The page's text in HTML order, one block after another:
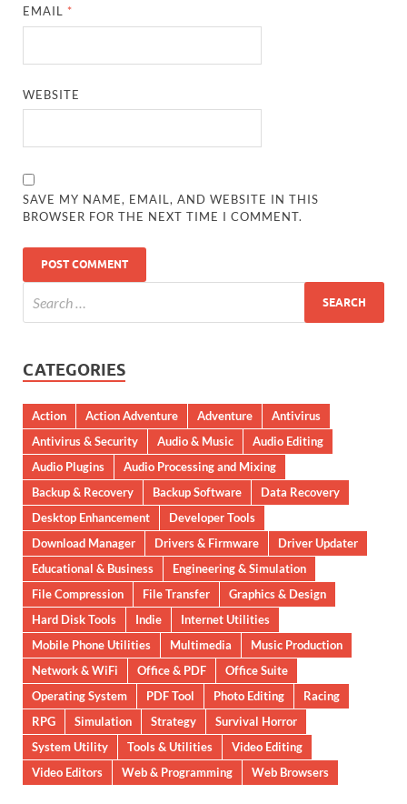
EMAIL *
WEBSITE
SAVE MY NAME, EMAIL, AND WEBSITE IN THIS
BROWSER FOR THE NEXT TIME I COMMENT.
CATEGORIES
Action Action Adventure Adventure
Antivirus
Antivirus & Security
Audio & Music
Audio Editing
Audio Plugins
Audio Processing and Mixing
Backup & Recovery
Backup Software
Data Recovery
Desktop Enhancement
Developer Tools
Download Manager
Drivers & Firmware
Driver Updater
Educational & Business
Engineering & Simulation
File Compression
File Transfer
Graphics & Design
Hard Disk Tools
Indie
Internet Utilities
Mobile Phone Utilities
Multimedia
Music Production
Network & WiFi
Office & PDF
Office Suite
Operating System
PDF Tool Photo Editing
Racing
RPG
Simulation Strategy
Survival Horror
System Utility
Tools & Utilities
Video Editing
Video Editors
Web & Programming Web Browsers